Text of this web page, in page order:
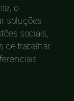
o
soluções
sociais,
trabalhar.